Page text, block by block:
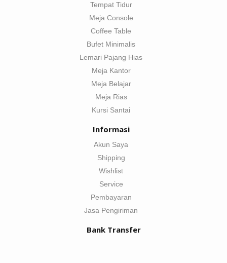
Tempat Tidur
Meja Console
Coffee Table
Bufet Minimalis
Lemari Pajang Hias
Meja Kantor
Meja Belajar
Meja Rias
Kursi Santai
Informasi
Akun Saya
Shipping
Wishlist
Service
Pembayaran
Jasa Pengiriman
Bank Transfer